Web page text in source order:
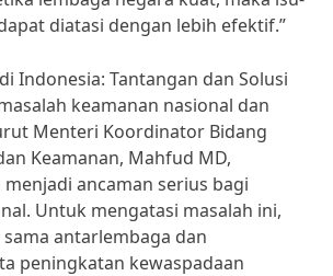
diatasi dengan lebih efektif.”
Indonesia: Tantangan dan Solusi
keamanan nasional dan
Menteri Koordinator Bidang
Keamanan, Mahfud MD,
ancaman serius bagi
Untuk mengatasi masalah ini,
antarlembaga dan
peningkatan kewaspadaan